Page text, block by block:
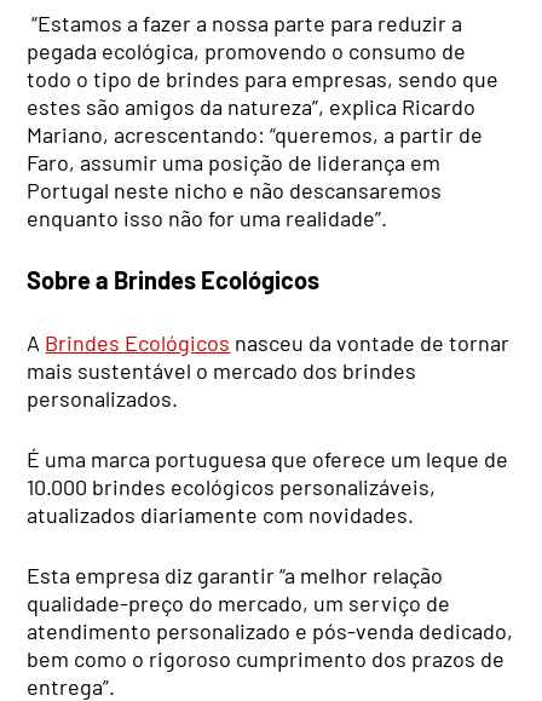
“Estamos a fazer a nossa parte para reduzir a
pegada ecológica, promovendo o consumo de
todo o tipo de brindes para empresas, sendo que
estes são amigos da natureza”, explica Ricardo
Mariano, acrescentando: “queremos, a partir de
Faro, assumir uma posição de liderança em
Portugal neste nicho e não descansaremos
enquanto isso não for uma realidade”.
Sobre a Brindes Ecológicos
A Brindes Ecológicos nasceu da vontade de tornar
mais sustentável o mercado dos brindes
personalizados.
É uma marca portuguesa que oferece um leque de
10.000 brindes ecológicos personalizáveis,
atualizados diariamente com novidades.
Esta empresa diz garantir “a melhor relação
qualidade-preço do mercado, um serviço de
atendimento personalizado e pós-venda dedicado,
bem como o rigoroso cumprimento dos prazos de
entrega”.